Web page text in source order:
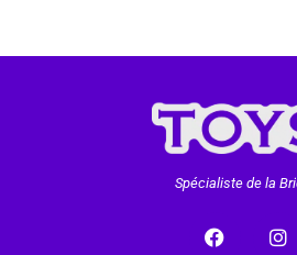
Spécialiste de la